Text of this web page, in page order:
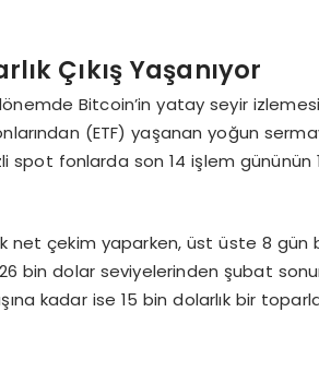
Çıkış Yaşanıyor
Bitcoin’in yatay seyir
(ETF) yaşanan yoğun
fonlarda son 14 işlem gününün
net çekim yaparken, üst üste 8
bin dolar seviyelerinden şubat
kadar ise 15 bin dolarlık bir